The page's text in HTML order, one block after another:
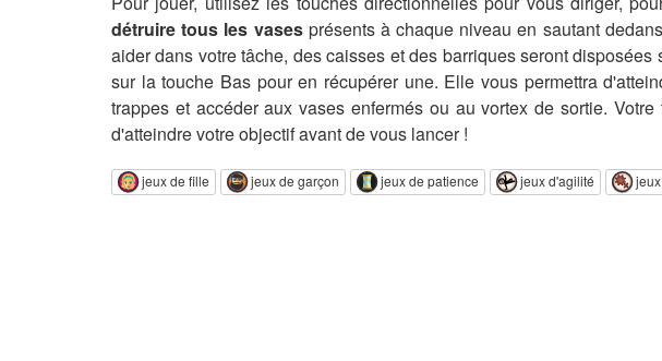
détruire tous les vasesprésents à chaque niveau en sautant
aider dans votre tâche, des caisses et des barriques seront
sur la touche Bas pour en récupérer une. Elle vous permettra
trappes et accéder aux vases enfermés ou au vortex de sortie.
d'atteindre votre objectif avant de vous lancer !
jeux de fille jeux de garçon jeux de patience jeux d'agilité